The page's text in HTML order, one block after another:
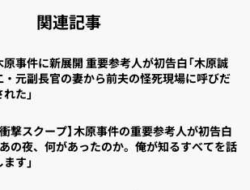
関連記事
原事件に新展開 重要参考人が初告白「木原誠
・元副長官の妻から前夫の怪死現場に呼びだ
れた」
衝撃スクープ】木原事件の重要参考人が初告白
あの夜、何があったのか。俺が知るすべてを話
ます」